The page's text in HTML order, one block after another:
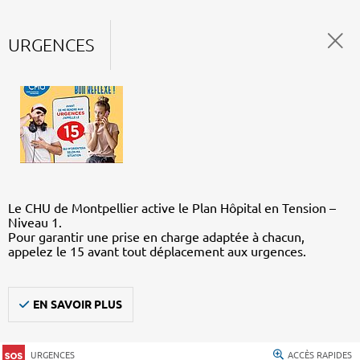
URGENCES
Le CHU de Montpellier active le Plan Hôpital en Tension –
Niveau 1.
Pour garantir une prise en charge adaptée à chacun,
appelez le 15 avant tout déplacement aux urgences.
EN SAVOIR PLUS
URGENCES ACCÈS RAPIDES